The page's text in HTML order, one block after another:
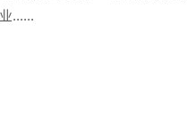
......